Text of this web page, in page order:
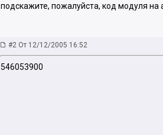
подскажите, пожалуйста, код модуля на
#2 От 12/12/2005 16:52
546053900